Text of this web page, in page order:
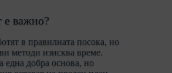
е важно?
в правилната посока, но
методи изисква време.
една добра основа, но